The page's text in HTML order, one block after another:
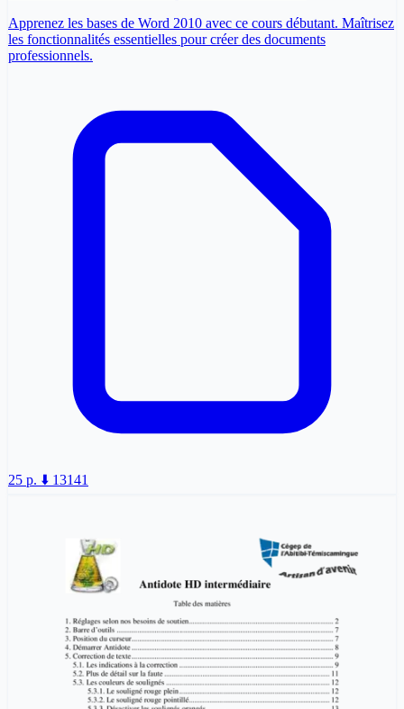
Apprenez les bases de Word 2010 avec ce cours débutant. Maîtrisez
les fonctionnalités essentielles pour créer des documents
professionnels.
25 p. ⬇️ 13141